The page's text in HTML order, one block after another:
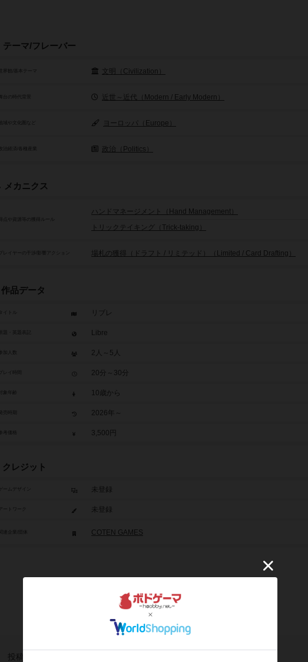
テーマ/フレーバー
世界観/基本テーマ 文明（Civilization）
舞台の時代背景 近世～近代（Modern / Early Modern）
地域や文化圏など ヨーロッパ（Europe）
政治経済/各種産業 政治（Politics）
メカニクス
ハンドマネージメント（Hand Management）
トリックテイキング（Trick-taking）
プレイヤーの干渉/影響アクション 場札の獲得（ドラフト / リミテッド）（Limited / Card Drafting）
作品データ
タイトル リブレ
Libre
参加人数 2人～5人
20分～30分
10歳から
2026年～
参考価格 3,500円
クレジット
ゲームデザイン 未登録
アートワーク 未登録
COTEN GAMES
投稿を募集しています